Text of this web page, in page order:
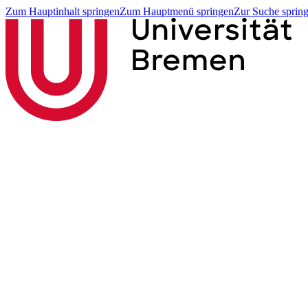
Zum Hauptinhalt springenZum Hauptmenü springenZur Suche